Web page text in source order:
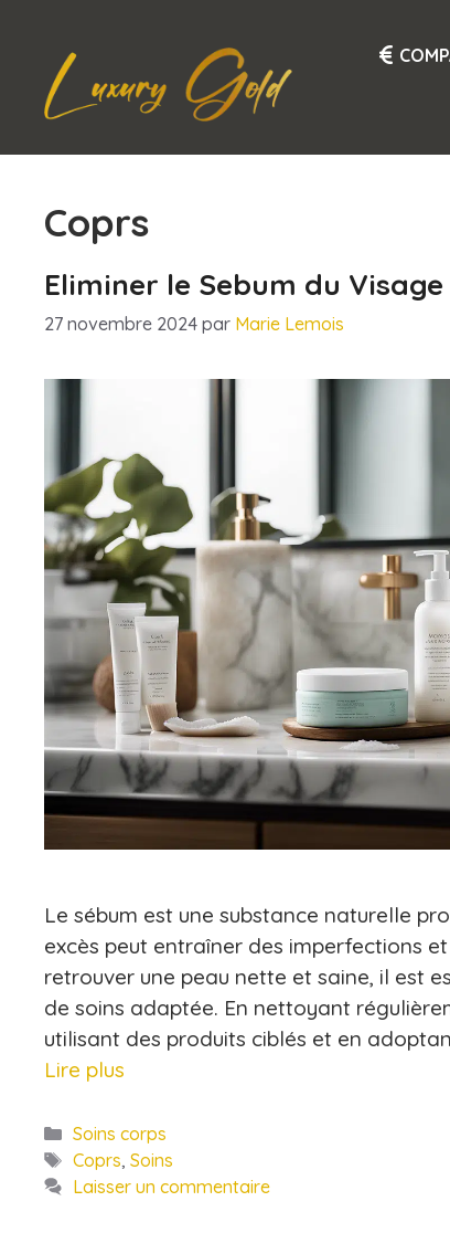
contenu
Coprs
Eliminer le Sebum du
27 novembre 2024 par Marie Lemois
Le sébum est une substance naturelle
excès peut entraîner des imperfections
retrouver une peau nette et saine, il est
de soins adaptée. En nettoyant
utilisant des produits ciblés et en
Lire plus
Catégories
Soins corps
Étiquettes
Coprs, Soins
Laisser un commentaire